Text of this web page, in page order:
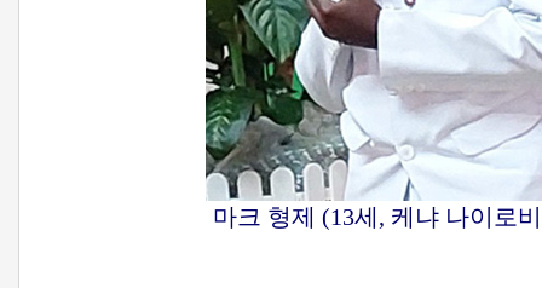
마크 형제 (13세, 케냐 나이로